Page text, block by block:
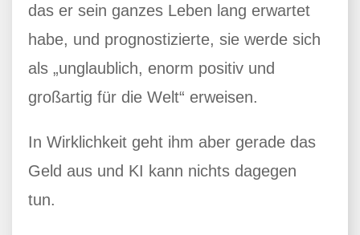
das er sein ganzes Leben lang erwartet
habe, und prognostizierte, sie werde sich
als „unglaublich, enorm positiv und
großartig für die Welt“ erweisen.
In Wirklichkeit geht ihm aber gerade das
Geld aus und KI kann nichts dagegen
tun.